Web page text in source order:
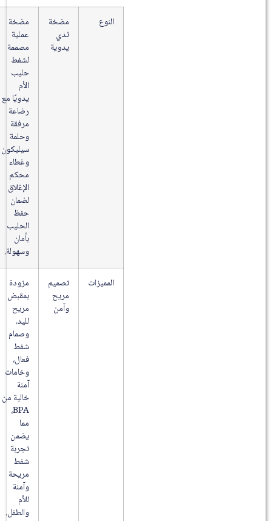
النوع
مضخة
ثدي
يدوية
مضخة
عملية
مصممة
لشفط
حليب
الأم
يدويًا مع
رضاعة
مرفقة
وحلمة
سيليكون
وغطاء
محكم
الإغلاق
لضمان
حفظ
الحليب
بأمان
وسهولة.
المميزات
تصميم
مريح
وآمن
مزودة
بمقبض
مريح
لليد،
وصمام
شفط
فعال،
وخامات
آمنة
خالية من
BPA،
مما
يضمن
تجربة
شفط
مريحة
وآمنة
للأم
والطفل.